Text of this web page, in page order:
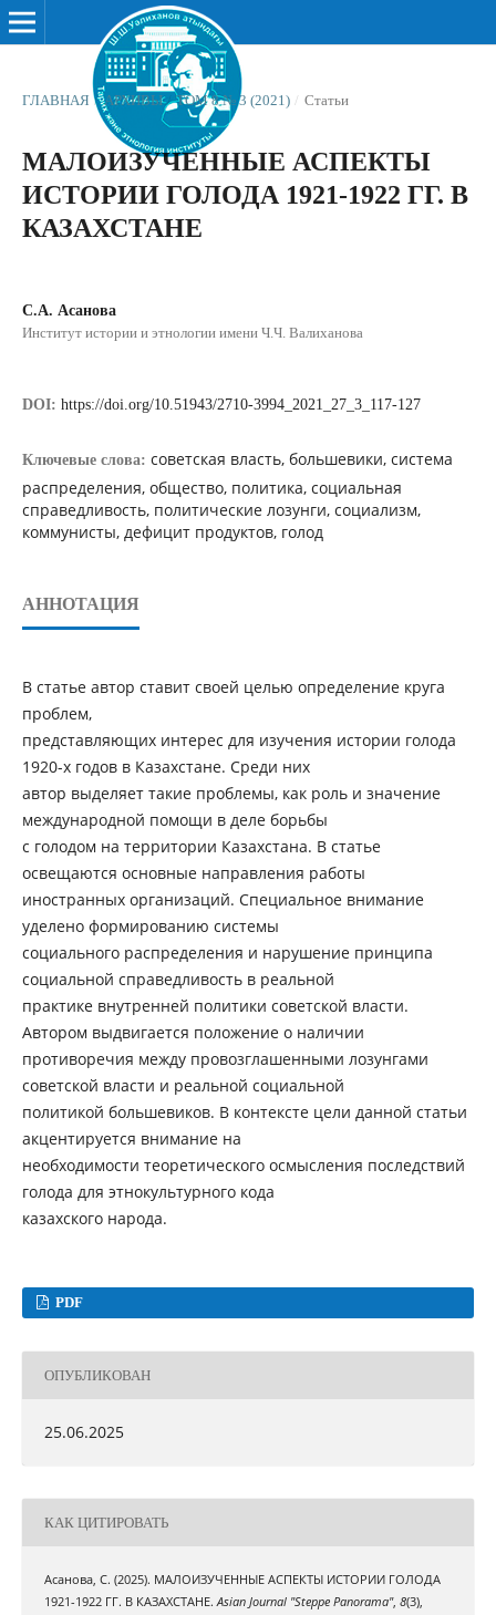
ГЛАВНАЯ / АРХИВЫ / ТОМ 8 № 3 (2021) / Статьи
МАЛОИЗУЧЕННЫЕ АСПЕКТЫ
ИСТОРИИ ГОЛОДА 1921-1922 ГГ. В
КАЗАХСТАНЕ
С.А. Асанова
Институт истории и этнологии имени Ч.Ч. Валиханова
DOI: https://doi.org/10.51943/2710-3994_2021_27_3_117-127
Ключевые слова: советская власть, большевики, система
распределения, общество, политика, социальная
справедливость, политические лозунги, социализм,
коммунисты, дефицит продуктов, голод
АННОТАЦИЯ
В статье автор ставит своей целью определение круга
проблем,
представляющих интерес для изучения истории голода
1920-х годов в Казахстане. Среди них
автор выделяет такие проблемы, как роль и значение
международной помощи в деле борьбы
с голодом на территории Казахстана. В статье
освещаются основные направления работы
иностранных организаций. Специальное внимание
уделено формированию системы
социального распределения и нарушение принципа
социальной справедливость в реальной
практике внутренней политики советской власти.
Автором выдвигается положение о наличии
противоречия между провозглашенными лозунгами
советской власти и реальной социальной
политикой большевиков. В контексте цели данной статьи
акцентируется внимание на
необходимости теоретического осмысления последствий
голода для этнокультурного кода
казахского народа.
PDF
ОПУБЛИКОВАН
25.06.2025
КАК ЦИТИРОВАТЬ
Асанова, С. (2025). МАЛОИЗУЧЕННЫЕ АСПЕКТЫ ИСТОРИИ ГОЛОДА
1921-1922 ГГ. В КАЗАХСТАНЕ.Asian Journal "Steppe Panorama", 8(3),